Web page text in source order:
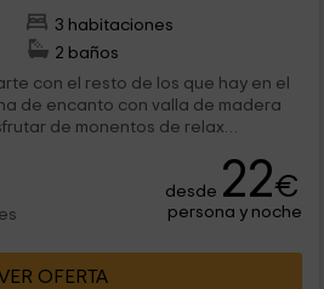
3 habitaciones
2 baños
con el resto de los que hay en el
de encanto con valla de madera
de monentos de relax
desde 22€
persona y noche
OFERTA